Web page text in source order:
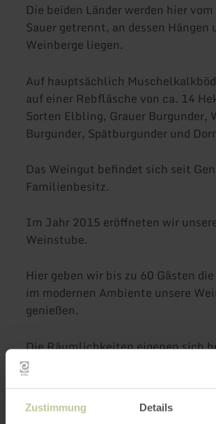
Zustimmung Details
Die beiden Länder werden hier
Sauer getrennt, an dessen Hängen
Weinberge liegen.
Auf hauptsächlich
auf einer Rebfläsche von ca. 14
Sorten Elbling, Grauer Burgunder,
Burgunder, Spätburgunder und
Das Weingut befindet sich seit
Familienbesitz.
Im Jahr 2015 eröffneten wir
Weinstube.
Hier geben wir bis zu 60 Gästen
im modernen Ambiente unsere
genießen.
Die Räumlichkeiten eigenen sich
für Weinproben, Familienfeiern,
Hochzeiten und Seminare.
In den Sommermonaten steht